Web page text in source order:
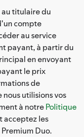
titulaire du
compte
au service
payant, à partir du
en envoyant
le prix
de
nous utilisions vos
à notrePolitique
acceptez les
Duo.